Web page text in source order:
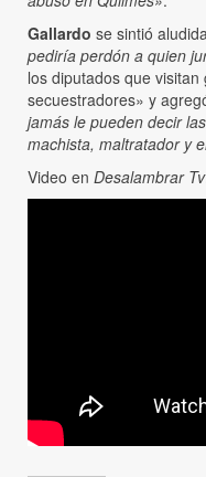
Gallardo se sintió
pediría perdón a quien
los diputados que
secuestradores» y
jamás le pueden decir
machista, maltratador y
Video en Desalambrar Tv